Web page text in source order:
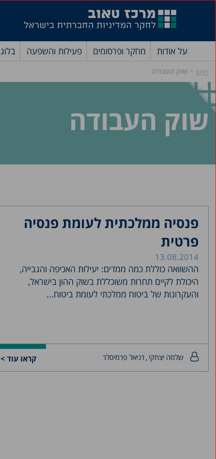
על אודות מחקר ופרסומים פעילות והשפעה בלוג
ראשי » שוק העבודה
שוק העבודה
פנסיה ממלכתית לעומת פנסיה
פרטית
13.08.2014
ההשוואה כוללת כמה ממדים: יעילות האכיפה והגבייה,
היכולת לקיים תחרות משוכללת בשוק ההון בישראל,
והעקרונות של ביטוח ממלכתי לעומת ביטוח...
קראו עוד > שלמה יצחקי דניאל פרמיסלר